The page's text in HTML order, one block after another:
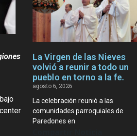
La Virgen de las Nieves
volvió a reunir a todo un
pueblo en torno a la fe.
agosto 6, 2026
La celebración reunió a las
comunidades parroquiales de
Paredones en